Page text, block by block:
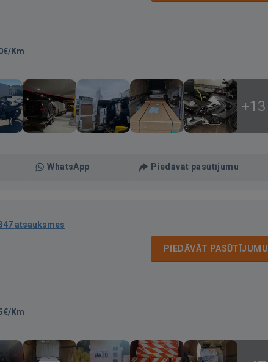
Km
+13
WhatsApp Piedāvāt pasūtījumu
atsauksmes
PIEDĀVĀT PASŪTĪJUMU
Km